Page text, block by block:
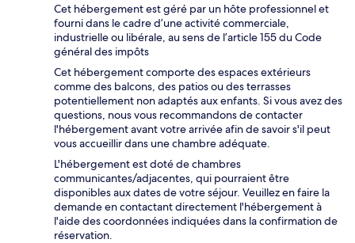
Cet hébergement est géré par un hôte professionnel et
fourni dans le cadre d’une activité commerciale,
industrielle ou libérale, au sens de l’article 155 du Code
général des impôts
Cet hébergement comporte des espaces extérieurs
comme des balcons, des patios ou des terrasses
potentiellement non adaptés aux enfants. Si vous avez des
questions, nous vous recommandons de contacter
l'hébergement avant votre arrivée afin de savoir s'il peut
vous accueillir dans une chambre adéquate.
L'hébergement est doté de chambres
communicantes/adjacentes, qui pourraient être
disponibles aux dates de votre séjour. Veuillez en faire la
demande en contactant directement l'hébergement à
l'aide des coordonnées indiquées dans la confirmation de
réservation.